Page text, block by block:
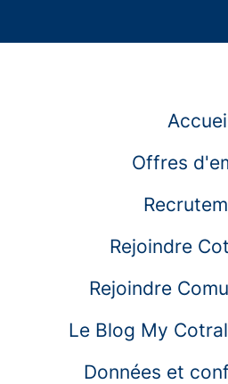
Offres
Rejoindre
Rejoindre
Le Blog My
Données et